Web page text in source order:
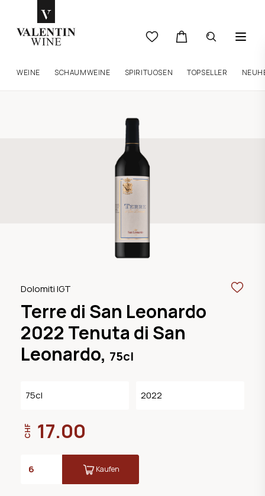
WEINE SCHAUMWEINE SPIRITUOSEN TOPSELLER
Dolomiti IGT
Terre di San Leonardo
2022 Tenuta di San
Leonardo, 75cl
75cl 2022
CHF 17.00
Kaufen